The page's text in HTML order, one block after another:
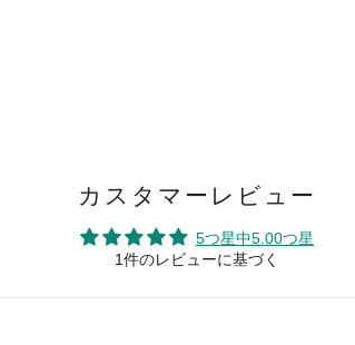
カスタマーレビュー
5つ星中5.00つ星
1件のレビューに基づく